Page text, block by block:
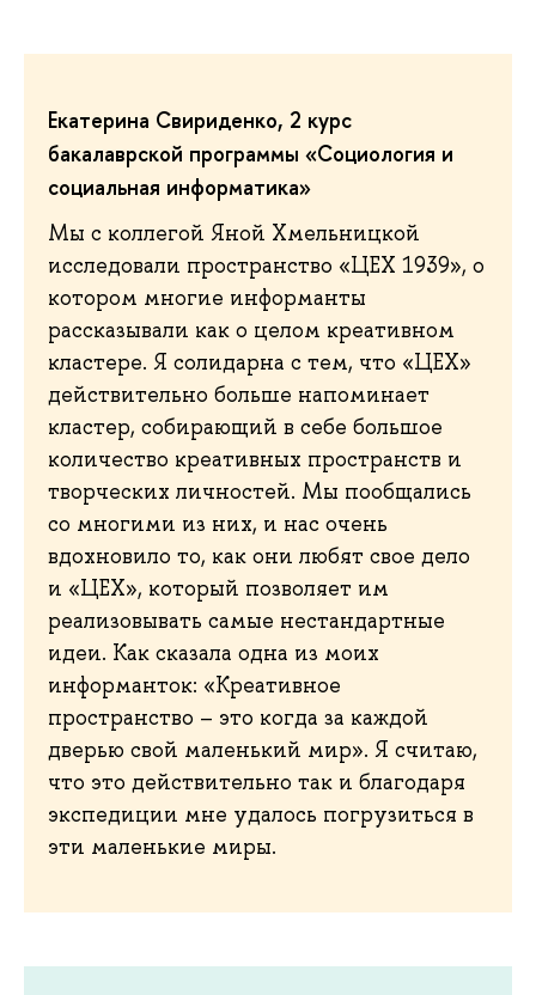
Екатерина Свириденко, 2 курс
бакалаврской программы «Социология и
социальная информатика»
Мы с коллегой Яной Хмельницкой
исследовали пространство «ЦЕХ 1939», о
котором многие информанты
рассказывали как о целом креативном
кластере. Я солидарна с тем, что «ЦЕХ»
действительно больше напоминает
кластер, собирающий в себе большое
количество креативных пространств и
творческих личностей. Мы пообщались
со многими из них, и нас очень
вдохновило то, как они любят свое дело
и «ЦЕХ», который позволяет им
реализовывать самые нестандартные
идеи. Как сказала одна из моих
информанток: «Креативное
пространство – это когда за каждой
дверью свой маленький мир». Я считаю,
что это действительно так и благодаря
экспедиции мне удалось погрузиться в
эти маленькие миры.